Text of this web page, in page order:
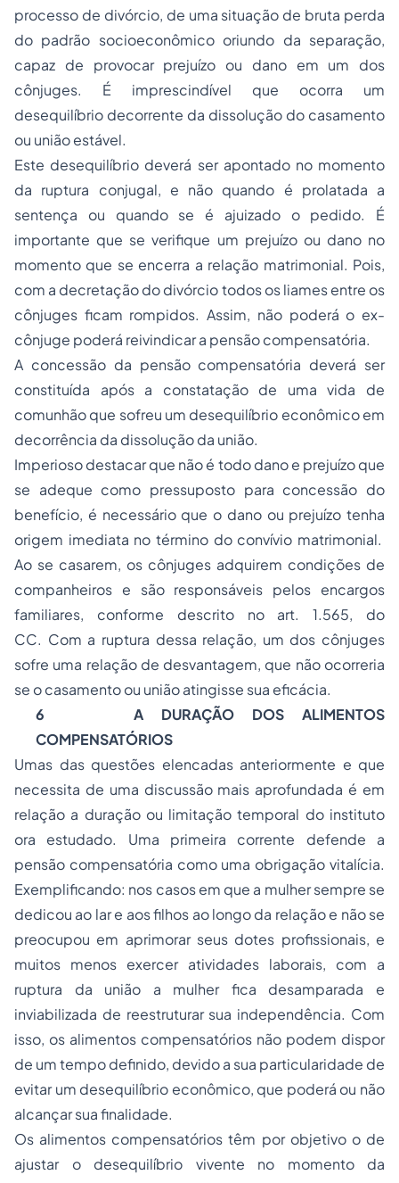
processo de divórcio, de uma situação de bruta perda
do padrão socioeconômico oriundo da separação,
capaz de provocar prejuízo ou dano em um dos
cônjuges. É imprescindível que ocorra um
desequilíbrio decorrente da dissolução do casamento
ou união estável.
Este desequilíbrio deverá ser apontado no momento
da ruptura conjugal, e não quando é prolatada a
sentença ou quando se é ajuizado o pedido. É
importante que se verifique um prejuízo ou dano no
momento que se encerra a relação matrimonial. Pois,
com a decretação do divórcio todos os liames entre os
cônjuges ficam rompidos. Assim, não poderá o ex-
cônjuge poderá reivindicar a pensão compensatória.
A concessão da pensão compensatória deverá ser
constituída após a constatação de uma vida de
comunhão que sofreu um desequilíbrio econômico em
decorrência da dissolução da união.
Imperioso destacar que não é todo dano e prejuízo que
se adeque como pressuposto para concessão do
benefício, é necessário que o dano ou prejuízo tenha
origem imediata no término do convívio matrimonial.
Ao se casarem, os cônjuges adquirem condições de
companheiros e são responsáveis pelos encargos
familiares, conforme descrito no art. 1.565, do
CC. Com a ruptura dessa relação, um dos cônjuges
sofre uma relação de desvantagem, que não ocorreria
se o casamento ou união atingisse sua eficácia.
6 A DURAÇÃO DOS ALIMENTOS
COMPENSATÓRIOS
Umas das questões elencadas anteriormente e que
necessita de uma discussão mais aprofundada é em
relação a duração ou limitação temporal do instituto
ora estudado. Uma primeira corrente defende a
pensão compensatória como uma obrigação vitalícia.
Exemplificando: nos casos em que a mulher sempre se
dedicou ao lar e aos filhos ao longo da relação e não se
preocupou em aprimorar seus dotes profissionais, e
muitos menos exercer atividades laborais, com a
ruptura da união a mulher fica desamparada e
inviabilizada de reestruturar sua independência. Com
isso, os alimentos compensatórios não podem dispor
de um tempo definido, devido a sua particularidade de
evitar um desequilíbrio econômico, que poderá ou não
alcançar sua finalidade.
Os alimentos compensatórios têm por objetivo o de
ajustar o desequilíbrio vivente no momento da